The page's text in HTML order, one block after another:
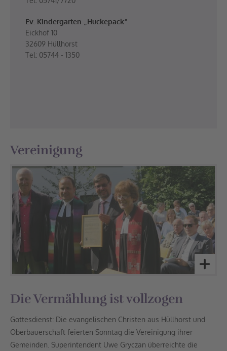
Ev. Kindergarten „Huckepack“
Eickhof 10
32609 Hüllhorst
Tel: 05744 - 1350
Vereinigung
Die Vermählung ist vollzogen
Gottesdienst: Die evangelischen Christen aus Hüllhorst und
Oberbauerschaft feierten Sonntag die Vereinigung ihrer
Gemeinden. Superintendent Uwe Gryczan überreichte die